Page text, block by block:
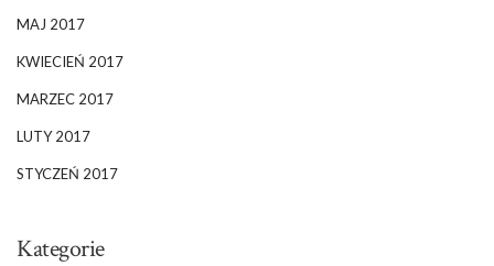
MAJ 2017
KWIECIEŃ 2017
MARZEC 2017
LUTY 2017
STYCZEŃ 2017
Kategorie